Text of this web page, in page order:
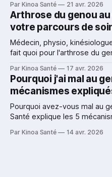
l'équilibre et la qualité de vie
santé.
Par Kinoa Santé 21 avr. 2026
Arthrose du genou
votre parcours de
Médecin, physio,
fait quoi pour l'arthrose du
système et comment ne pas
parcours de soins.
Par Kinoa Santé 17 avr. 2026
Pourquoi j'ai mal au
mécanismes
Pourquoi avez-vous mal au
Santé explique les 5
avec des sources validées
Par Kinoa Santé 14 avr. 2026